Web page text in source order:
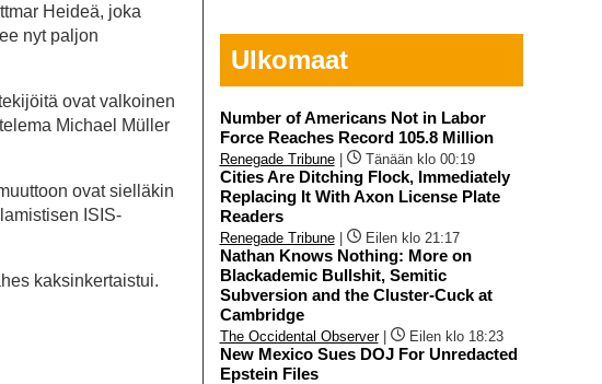
Heideä, joka
nyt paljon
ovat valkoinen
Michael Müller
ovat sielläkin
ISIS-
kaksinkertaistui.
Ulkomaat
Number of Americans Not in Labor
Force Reaches Record 105.8 Million
Renegade Tribune| Tänään klo 00:19
Cities Are Ditching Flock, Immediately
Replacing It With Axon License Plate
Readers
Renegade Tribune| Eilen klo 21:17
Nathan Knows Nothing: More on
Blackademic Bullshit, Semitic
Subversion and the Cluster-Cuck at
Cambridge
The Occidental Observer| Eilen klo 18:23
New Mexico Sues DOJ For Unredacted
Epstein Files